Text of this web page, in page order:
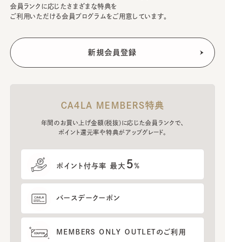
会員ランクに応じたさまざまな特典を
ご利用いただける会員プログラムをご用意しています。
CA4LA MEMBERS特典
年間のお買い上げ金額(税抜)に応じた会員ランクで、
ポイント還元率や特典がアップグレード。
ポイント付与率 最大 5%
バースデークーポン
MEMBERS ONLY OUTLETのご利用